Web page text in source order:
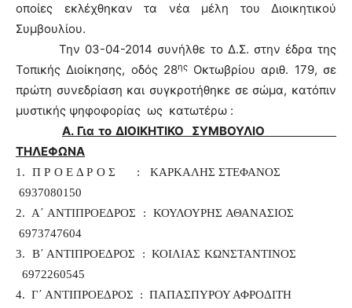
οποίες εκλέχθηκαν τα νέα μέλη του Διοικητικού
Συμβουλίου.
Την 03-04-2014 συνήλθε το Δ.Σ. στην έδρα της
Τοπικής Διοίκησης, οδός 28ηςΟκτωβρίου αριθ. 179, σε
πρώτη συνεδρίαση και συγκροτήθηκε σε σώμα, κατόπιν
μυστικής ψηφοφορίας ως κατωτέρω :
Α. Για το ΔΙΟΙΚΗΤΙΚΟ ΣΥΜΒΟΥΛΙΟ
ΤΗΛΕΦΩΝΑ
1. Π Ρ Ο Ε Δ Ρ Ο Σ : ΚΑΡΚΑΛΗΣ ΣΤΕΦΑΝΟΣ
6937080150
2. Α΄ ΑΝΤΙΠΡΟΕΔΡΟΣ : ΚΟΥΛΟΥΡΗΣ ΑΘΑΝΑΣΙΟΣ
6973747604
3. Β΄ ΑΝΤΙΠΡΟΕΔΡΟΣ : ΚΟΙΛΙΑΣ ΚΩΝΣΤΑΝΤΙΝΟΣ
6972260545
4. Γ΄ ΑΝΤΙΠΡΟΕΔΡΟΣ : ΠΑΠΑΣΠΥΡΟΥ ΑΦΡΟΔΙΤΗ